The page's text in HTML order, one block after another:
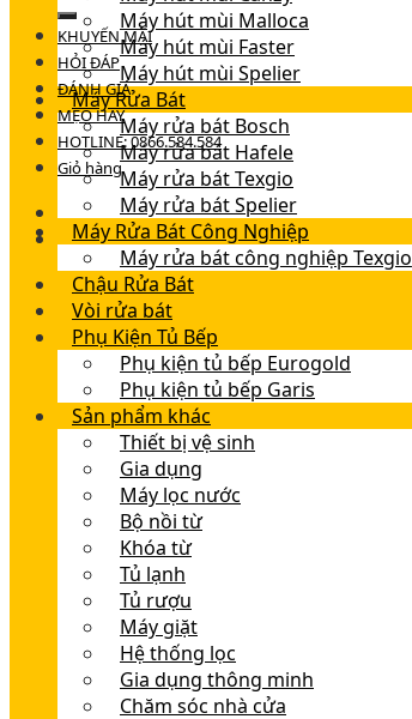
KHUYẾN MÃI
HỎI ĐÁP
ĐÁNH GIÁ
MẸO HAY
HOTLINE: 0866.584.584
Giỏ hàng
Máy hút mùi Malloca
Máy hút mùi Faster
Máy hút mùi Spelier
Máy Rửa Bát
Máy rửa bát Bosch
Máy rửa bát Hafele
Máy rửa bát Texgio
Máy rửa bát Spelier
Máy Rửa Bát Công Nghiệp
Máy rửa bát công nghiệp Texgio
Chậu Rửa Bát
Vòi rửa bát
Phụ Kiện Tủ Bếp
Phụ kiện tủ bếp Eurogold
Phụ kiện tủ bếp Garis
Sản phẩm khác
Thiết bị vệ sinh
Gia dụng
Máy lọc nước
Bộ nồi từ
Khóa từ
Tủ lạnh
Tủ rượu
Máy giặt
Hệ thống lọc
Gia dụng thông minh
Chăm sóc nhà cửa